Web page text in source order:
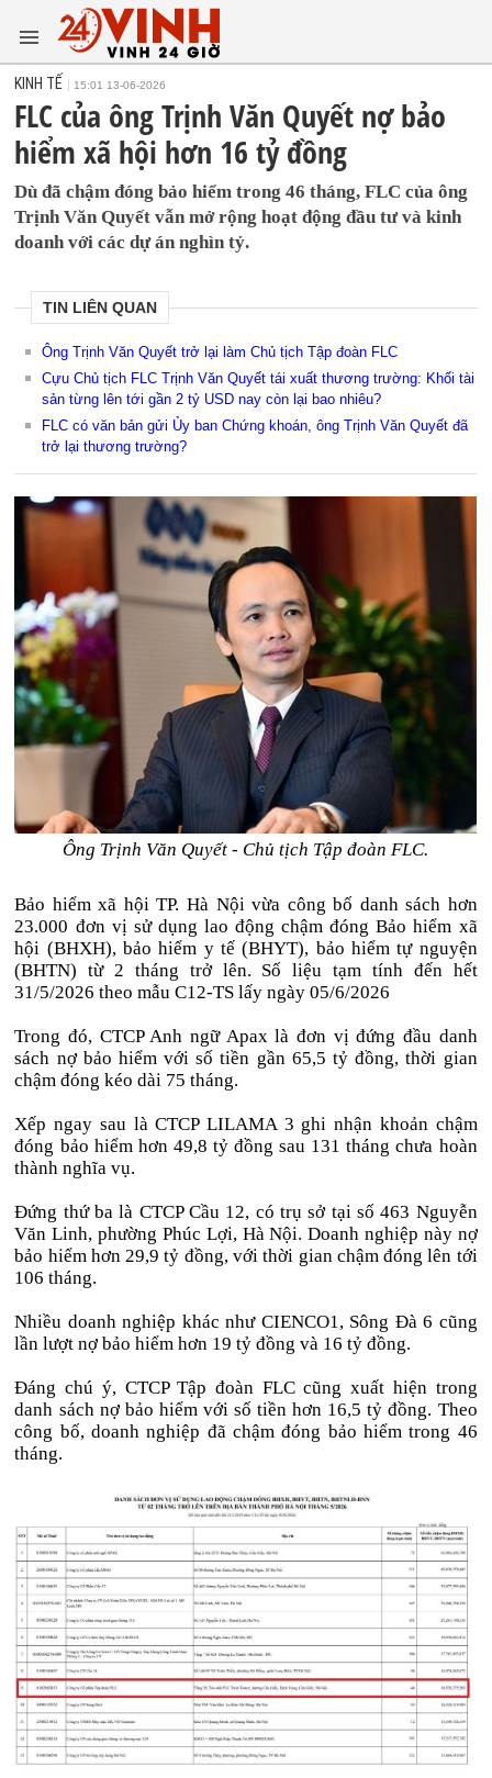
KINH TẾ 15:01 13-06-2026
FLC của ông Trịnh Văn Quyết nợ bảo
hiểm xã hội hơn 16 tỷ đồng
Dù đã chậm đóng bảo hiểm trong 46 tháng, FLC của ông
Trịnh Văn Quyết vẫn mở rộng hoạt động đầu tư và kinh
doanh với các dự án nghìn tỷ.
TIN LIÊN QUAN
Ông Trịnh Văn Quyết trở lại làm Chủ tịch Tập đoàn FLC
Cựu Chủ tịch FLC Trịnh Văn Quyết tái xuất thương trường: Khối tài
sản từng lên tới gần 2 tỷ USD nay còn lại bao nhiêu?
FLC có văn bản gửi Ủy ban Chứng khoán, ông Trịnh Văn Quyết đã
trở lại thương trường?
Ông Trịnh Văn Quyết - Chủ tịch Tập đoàn FLC.
Bảo hiểm xã hội TP. Hà Nội vừa công bố danh sách hơn
23.000 đơn vị sử dụng lao động chậm đóng Bảo hiểm xã
hội (BHXH), bảo hiểm y tế (BHYT), bảo hiểm tự nguyện
(BHTN) từ 2 tháng trở lên. Số liệu tạm tính đến hết
31/5/2026 theo mẫu C12-TS lấy ngày 05/6/2026
Trong đó, CTCP Anh ngữ Apax là đơn vị đứng đầu danh
sách nợ bảo hiểm với số tiền gần 65,5 tỷ đồng, thời gian
chậm đóng kéo dài 75 tháng.
Xếp ngay sau là CTCP LILAMA 3 ghi nhận khoản chậm
đóng bảo hiểm hơn 49,8 tỷ đồng sau 131 tháng chưa hoàn
thành nghĩa vụ.
Đứng thứ ba là CTCP Cầu 12, có trụ sở tại số 463 Nguyễn
Văn Linh, phường Phúc Lợi, Hà Nội. Doanh nghiệp này nợ
bảo hiểm hơn 29,9 tỷ đồng, với thời gian chậm đóng lên tới
106 tháng.
Nhiều doanh nghiệp khác như CIENCO1, Sông Đà 6 cũng
lần lượt nợ bảo hiểm hơn 19 tỷ đồng và 16 tỷ đồng.
Đáng chú ý, CTCP Tập đoàn FLC cũng xuất hiện trong
danh sách nợ bảo hiểm với số tiền hơn 16,5 tỷ đồng. Theo
công bố, doanh nghiệp đã chậm đóng bảo hiểm trong 46
tháng.